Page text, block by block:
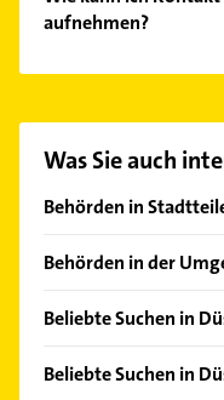
aufnehmen?
finden Sie alle
Was Sie auch
Behörden in
Altstadt
Bilk
Eller
Behörden in der
Neuss
Solingen
Beliebte Suchen in
Immobilien
Beliebte Suchen in